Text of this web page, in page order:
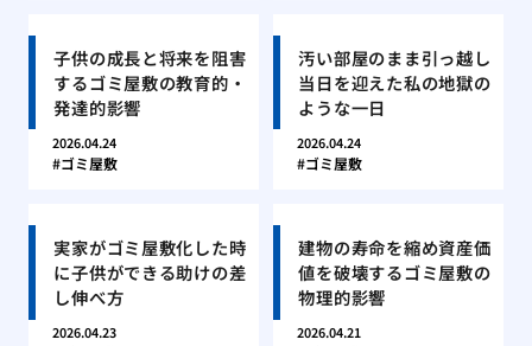
子供の成長と将来を阻害
するゴミ屋敷の教育的・
発達的影響
2026.04.24
ゴミ屋敷
汚い部屋のまま引っ越し
当日を迎えた私の地獄の
ような一日
2026.04.24
ゴミ屋敷
実家がゴミ屋敷化した時
に子供ができる助けの差
し伸べ方
2026.04.23
建物の寿命を縮め資産価
値を破壊するゴミ屋敷の
物理的影響
2026.04.21